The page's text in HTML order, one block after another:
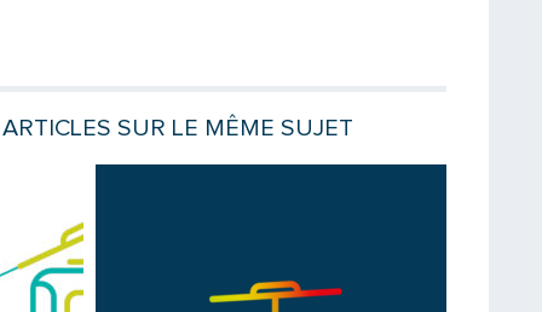
SUR LE MÊME SUJET